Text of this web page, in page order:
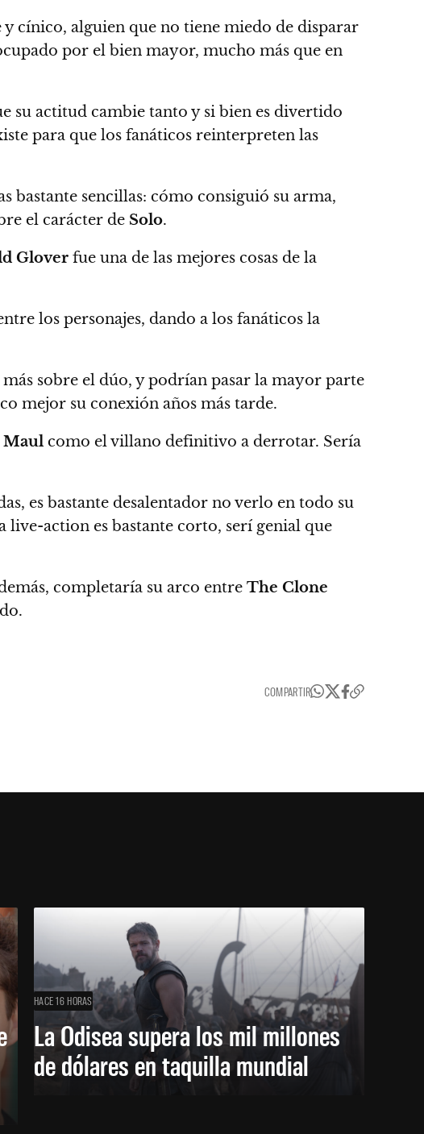
cínico, alguien que no tiene miedo de disparar
por el bien mayor, mucho más que en
su actitud cambie tanto y si bien es divertido
para que los fanáticos reinterpreten las
bastante sencillas: cómo consiguió su arma,
el carácter de Solo.
Glover fue una de las mejores cosas de la
los personajes, dando a los fanáticos la
sobre el dúo, y podrían pasar la mayor parte
mejor su conexión años más tarde.
Maul como el villano definitivo a derrotar. Sería
es bastante desalentador no verlo en todo su
live-action es bastante corto, serí genial que
completaría su arco entre The Clone
COMPARTIR
HACE 16 HORAS
La Odisea supera los mil millones
de dólares en taquilla mundial